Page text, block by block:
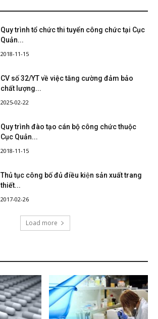
Quy trình tổ chức thi tuyển công chức tại Cục
Quản...
2018-11-15
CV số 32/YT về việc tăng cường đảm bảo
chất lượng...
2025-02-22
Quy trình đào tạo cán bộ công chức thuộc
Cục Quản...
2018-11-15
Thủ tục công bố đủ điều kiện sản xuất trang
thiết...
2017-02-26
Load more